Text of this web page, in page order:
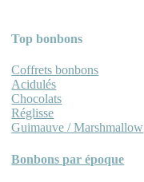
Top bonbons
Coffrets bonbons
Acidulés
Chocolats
Réglisse
Guimauve / Marshmallow
Bonbons par époque